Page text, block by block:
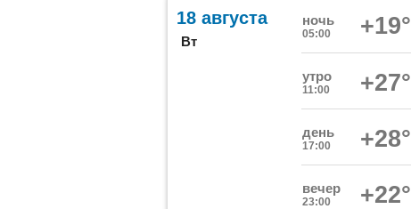
18 августа
Вт
ночь
05:00 +19°
утро
11:00 +27°
день
17:00 +28°
вечер
23:00 +22°